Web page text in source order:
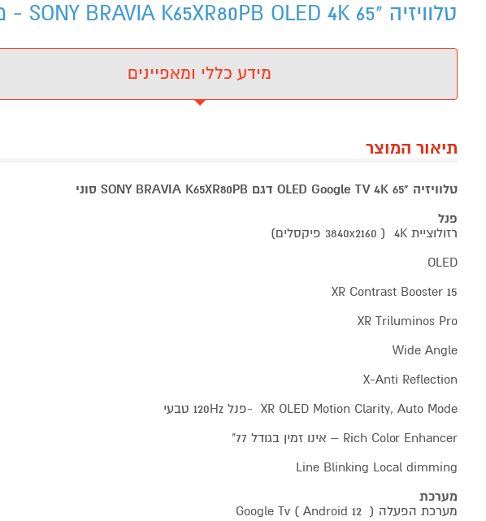
טלוויזיה "65 SONY BRAVIA K65XR80PB OLED 4K - מידע נוסף
מידע כללי ומאפיינים
תיאור המוצר
טלוויזיה "65 OLED Google TV 4K דגם SONY BRAVIA K65XR80PB סוני
פנל
רזולוציית 4K ( 3840x2160 פיקסלים)
OLED
XR Contrast Booster 15
XR Triluminos Pro
Wide Angle
X-Anti Reflection
XR OLED Motion Clarity, Auto Mode -פנל 120Hz טבעי
Rich Color Enhancer – אינו זמין בגודל 77"
Line Blinking Local dimming
מערכת
מערכת הפעלה Google Tv ( Android 12 )